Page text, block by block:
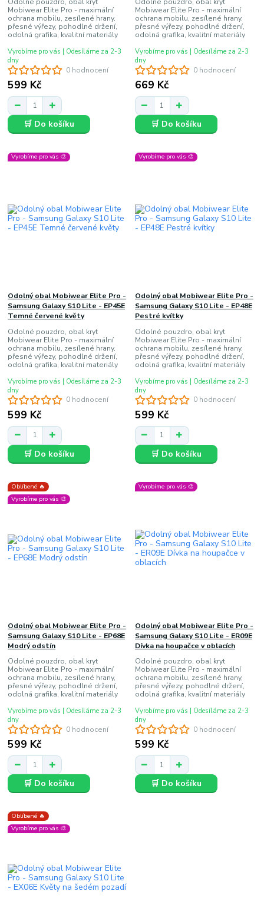
0 hodnocení
Odolné pouzdro, obal kryt
Mobiwear Elite Pro - maximální
ochrana mobilu, zesílené hrany,
přesné výřezy, pohodlné držení,
odolná grafika, kvalitní materiály
599 Kč
Vyrobíme pro vás | Odesíláme za 2-3
dny
🛒 Do košíku
0 hodnocení
Odolné pouzdro, obal kryt
Mobiwear Elite Pro - maximální
ochrana mobilu, zesílené hrany,
přesné výřezy, pohodlné držení,
odolná grafika, kvalitní materiály
669 Kč
Vyrobíme pro vás | Odesíláme za 2-3
dny
🛒 Do košíku
Vyrobíme pro vás 🎨
0 hodnocení
Odolný obal Mobiwear Elite Pro -
Samsung Galaxy S10 Lite - EP45E
Temné červené květy
Odolné pouzdro, obal kryt
Mobiwear Elite Pro - maximální
ochrana mobilu, zesílené hrany,
přesné výřezy, pohodlné držení,
odolná grafika, kvalitní materiály
599 Kč
Vyrobíme pro vás | Odesíláme za 2-3
dny
🛒 Do košíku
Vyrobíme pro vás 🎨
0 hodnocení
Odolný obal Mobiwear Elite Pro -
Samsung Galaxy S10 Lite - EP48E
Pestré kvítky
Odolné pouzdro, obal kryt
Mobiwear Elite Pro - maximální
ochrana mobilu, zesílené hrany,
přesné výřezy, pohodlné držení,
odolná grafika, kvalitní materiály
599 Kč
Vyrobíme pro vás | Odesíláme za 2-3
dny
🛒 Do košíku
Oblíbené 🔥
Vyrobíme pro vás 🎨
0 hodnocení
Odolný obal Mobiwear Elite Pro -
Samsung Galaxy S10 Lite - EP68E
Modrý odstín
Odolné pouzdro, obal kryt
Mobiwear Elite Pro - maximální
ochrana mobilu, zesílené hrany,
přesné výřezy, pohodlné držení,
odolná grafika, kvalitní materiály
599 Kč
Vyrobíme pro vás | Odesíláme za 2-3
dny
🛒 Do košíku
Vyrobíme pro vás 🎨
0 hodnocení
Odolný obal Mobiwear Elite Pro -
Samsung Galaxy S10 Lite - ER09E
Dívka na houpačce v oblacích
Odolné pouzdro, obal kryt
Mobiwear Elite Pro - maximální
ochrana mobilu, zesílené hrany,
přesné výřezy, pohodlné držení,
odolná grafika, kvalitní materiály
599 Kč
Vyrobíme pro vás | Odesíláme za 2-3
dny
🛒 Do košíku
Oblíbené 🔥
Vyrobíme pro vás 🎨